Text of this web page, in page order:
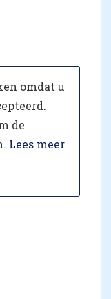
omdat u
de
Lees meer